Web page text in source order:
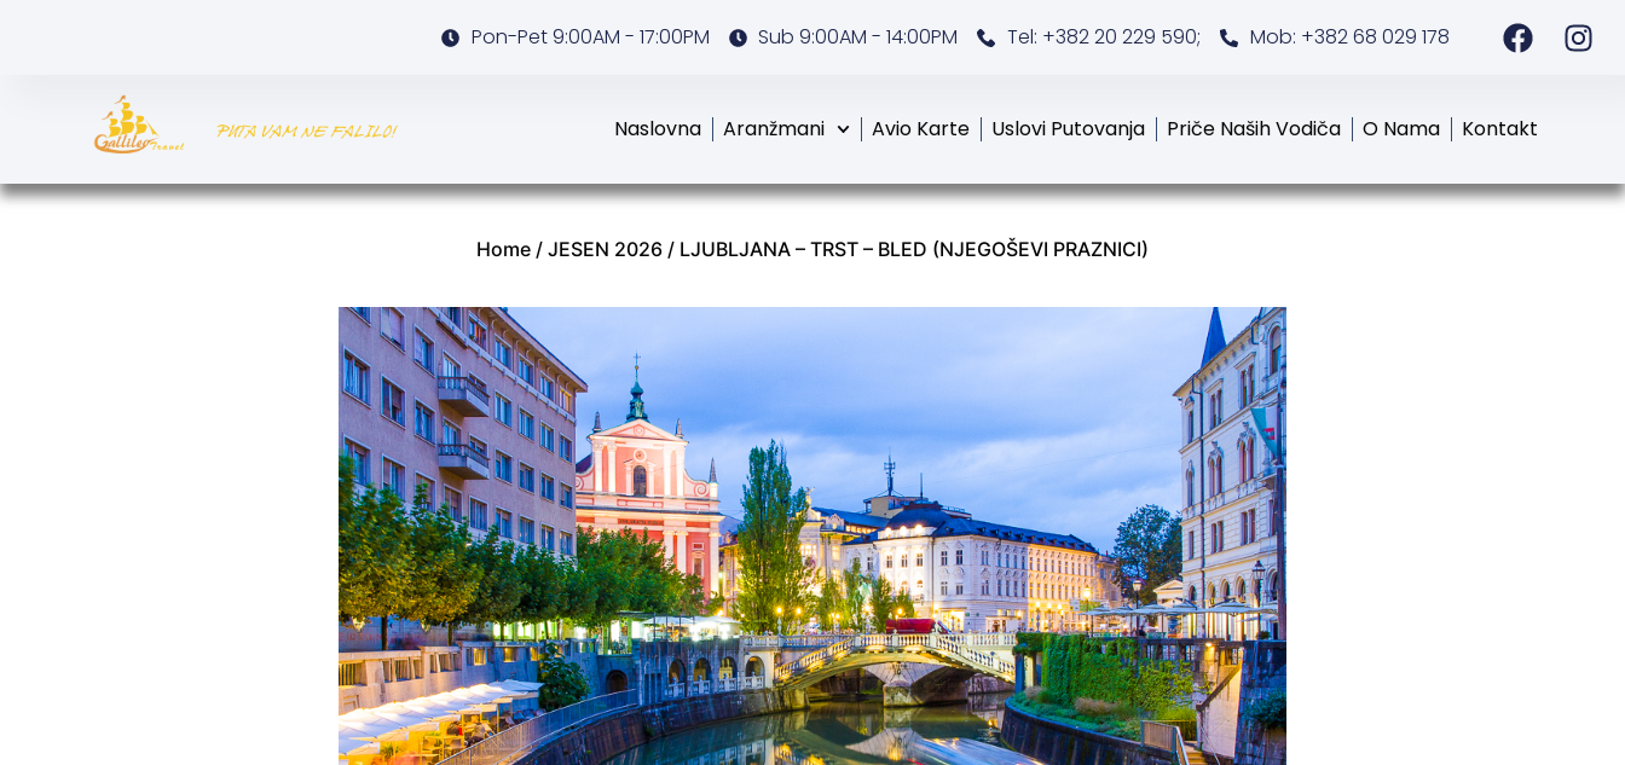
Pon-Pet 9:00AM - 17:00PM Sub 9:00AM - 14:00PM Tel: +382 20 229 590; Mob: +382 68 029 178
Naslovna Aranžmani Avio Karte Uslovi Putovanja Priče Naših Vodiča O Nama Kontakt
Home / JESEN 2026 / LJUBLJANA – TRST – BLED (NJEGOŠEVI PRAZNICI)